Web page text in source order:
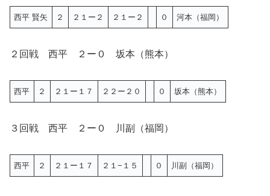
西平 賢矢 ２ ２１ー２ ２１ー２ ０ 河本（福岡）
２回戦 西平 ２ー０ 坂本（熊本）
西平 ２ ２１ー１７ ２２ー２０ ０ 坂本（熊本）
３回戦 西平 ２ー０ 川副（福岡）
西平 ２ ２１ー１７ ２１−１５ ０ 川副（福岡）